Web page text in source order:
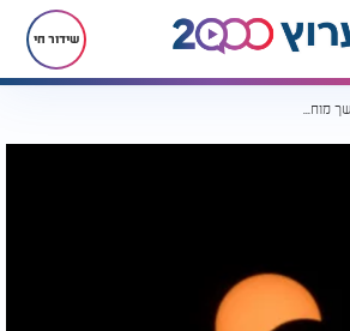
שידור חי
דקות של חושך מוחלט: ליקוי החמה שיסחוף את העולם מתקרב